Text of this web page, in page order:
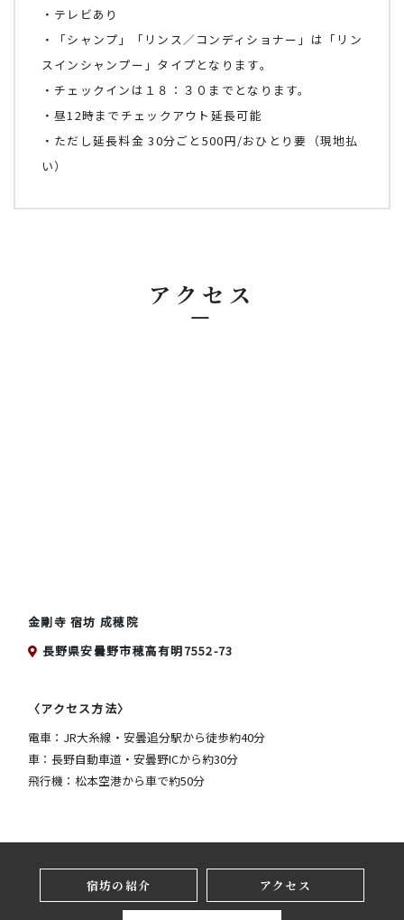
・テレビあり
・「シャンプ」「リンス／コンディショナー」は「リン
スインシャンプー」タイプとなります。
・チェックインは１８：３０までとなります。
・昼12時までチェックアウト延長可能
・ただし延長料金 30分ごと500円/おひとり要（現地払
い）
アクセス
金剛寺 宿坊 成穂院
長野県安曇野市穂高有明7552-73
〈アクセス方法〉
電車：JR大糸線・安曇追分駅から徒歩約40分
車：長野自動車道・安曇野ICから約30分
飛行機：松本空港から車で約50分
宿坊の紹介 アクセス